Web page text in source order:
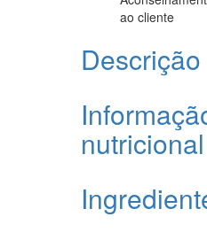
ao cliente
Descrição
nutricional